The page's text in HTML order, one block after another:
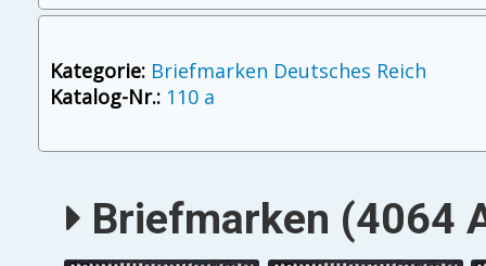
Kategorie: Briefmarken Deutsches Reich
Katalog-Nr.: 110 a
Briefmarken (4064